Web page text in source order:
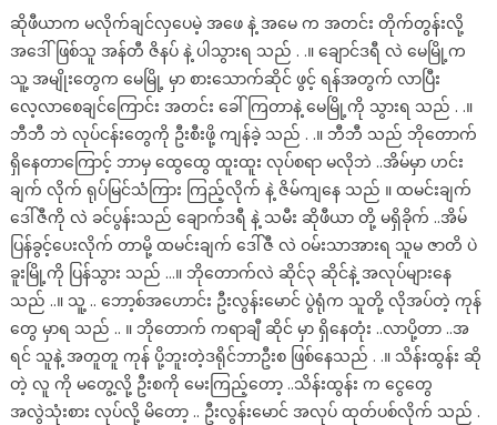
ဆိုဖီယာက မလိုက်ချင်လှပေမဲ့ အဖေ နဲ့ အမေ က အတင်း တိုက်တွန်းလို့
အဒေါ် ဖြစ်သူ အန်တီ ဇိနပ် နဲ့ ပါသွားရ သည် . .။ ချောင်ဒရီ လဲ မေမြို့က
သူ့ အမျိုးတွေက မေမြို့ မှာ စားသောက်ဆိုင် ဖွင့် ရန်အတွက် လာပြီး
လေ့လာစေချင်ကြောင်း အတင်း ခေါ်ကြတာနဲ့ မေမြို့ကို သွားရ သည် . .။
ဘီဘီ ဘဲ လုပ်ငန်းတွေကို ဦးစီးဖို့ ကျန်ခဲ့ သည် . .။ ဘီဘီ သည် ဘိုတောက်
ရှိနေတာကြောင့် ဘာမှ ထွေထွေ ထူးထူး လုပ်စရာ မလိုဘဲ ..အိမ်မှာ ဟင်း
ချက် လိုက် ရုပ်မြင်သံကြား ကြည့်လိုက် နဲ့ ဇိမ်ကျနေ သည် ။ ထမင်းချက်
ဒေါ်ဇီကို လဲ ခင်ပွန်းသည် ချောက်ဒရီ နဲ့ သမီး ဆိုဖီယာ တို့ မရှိခိုက် ..အိမ်
ပြန်ခွင့်ပေးလိုက် တာမို့ ထမင်းချက် ဒေါ်ဇီ လဲ ဝမ်းသာအားရ သူမ ဇာတိ ပဲ
ခူးမြို့ကို ပြန်သွား သည် …။ ဘိုတောက်လဲ ဆိုင်၃ ဆိုင်နဲ့ အလုပ်များနေ
သည် ..။ သူ့ .. ဘော့စ်အဟောင်း ဦးလွန်းမောင် ပွဲရုံက သူတို့ လိုအပ်တဲ့ ကုန်
တွေ မှာရ သည် .. ။ ဘိုတောက် ကရာချီ ဆိုင် မှာ ရှိနေတုံး ..လာပို့တာ ..အ
ရင် သူနဲ့ အတူတူ ကုန် ပို့ဘူးတဲ့ဒရိုင်ဘာဦးစ ဖြစ်နေသည် . .။ သိန်းထွန်း ဆို
တဲ့ လူ ကို မတွေ့လို့ ဦးစကို မေးကြည့်တော့ ..သိန်းထွန်း က ငွေတွေ
အလွဲသုံးစား လုပ်လို့ မိတော့ .. ဦးလွန်းမောင် အလုပ် ထုတ်ပစ်လိုက် သည် .